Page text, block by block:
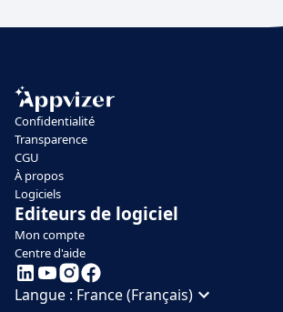
Confidentialité
Transparence
CGU
À propos
Logiciels
Editeurs de logiciel
Mon compte
Centre d'aide
Langue : France (Français)